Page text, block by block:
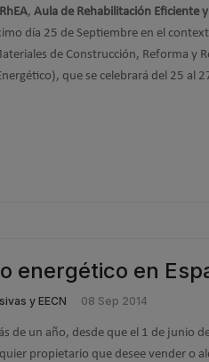
, Aula de Rehabilitación Eficiente
día 25 de Septiembre en el
de Construcción, Reforma y
que se celebrará del 25 al
energético en
y EECN 08 Sep 2014
de un año, desde que el 1 de junio
propietario que desee vender o